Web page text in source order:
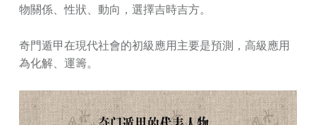
物關係、性狀、動向，選擇吉時吉方。
奇門遁甲在現代社會的初級應用主要是預測，高級應用
為化解、運籌。